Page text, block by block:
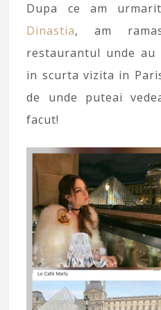
Dupa ce am
Dinastia, am
restaurantul unde au
in scurta vizita in
de unde puteai
facut!